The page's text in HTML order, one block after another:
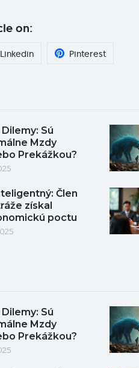
on:
Linkedin Pinterest
Sú
Mzdy
Prekážkou?
Člen
získal
poctu
Sú
Mzdy
Prekážkou?